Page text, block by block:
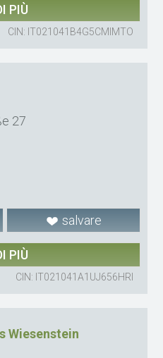
PIÙ
CIN: IT021041B4G5CMIMTO
27
salvare
PIÙ
CIN: IT021041A1UJ656HRI
Wiesenstein